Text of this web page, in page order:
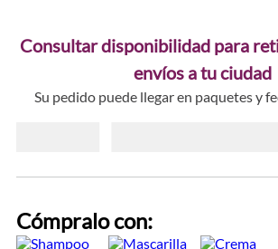
Consultar disponibilidad para
envíos a tu ciudad
Su pedido puede llegar en paquetes y
Cómpralo con: